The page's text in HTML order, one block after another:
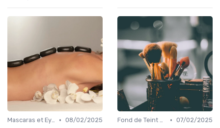
Mascaras et Eyeliners • 08/02/2025
Fond de Teint et Correcteurs • 07/02/2025